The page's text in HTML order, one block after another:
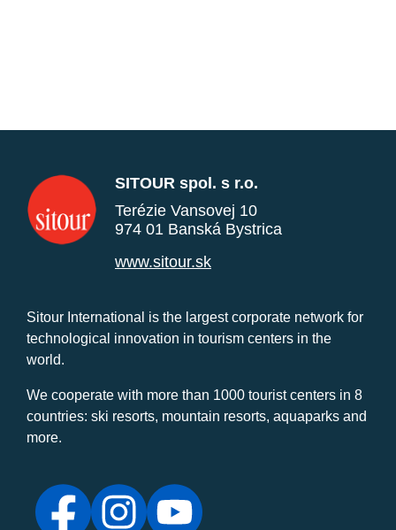
SITOUR spol. s r.o.
Terézie Vansovej 10
974 01 Banská Bystrica
www.sitour.sk
Sitour International is the largest corporate network for
technological innovation in tourism centers in the
world.
We cooperate with more than 1000 tourist centers in 8
countries: ski resorts, mountain resorts, aquaparks and
more.